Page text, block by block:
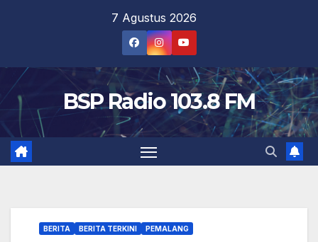
7 Agustus 2026
BSP Radio 103.8 FM
BERITA BERITA TERKINI PEMALANG